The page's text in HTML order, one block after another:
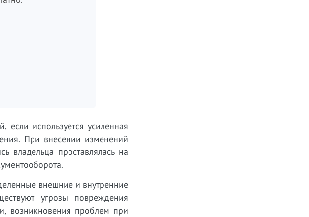
используется усиленная
При внесении изменений
владельца проставлялась на
внешние и внутренние
угрозы повреждения
возникновения проблем при